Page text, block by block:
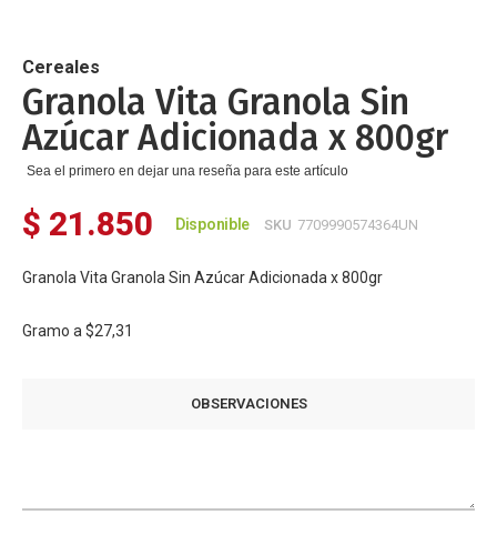
de
la
galería
de
imágenes
Cereales
Granola Vita Granola Sin
Azúcar Adicionada x 800gr
Sea el primero en dejar una reseña para este artículo
$ 21.850 Disponible SKU 7709990574364UN
Granola Vita Granola Sin Azúcar Adicionada x 800gr
Gramo a $27,31
OBSERVACIONES